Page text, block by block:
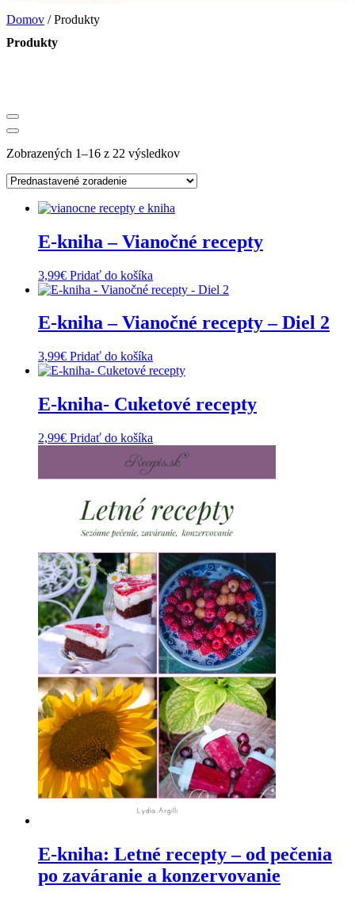
Domov / Produkty
Produkty
Zobrazených 1–16 z 22 výsledkov
E-kniha – Vianočné recepty
3,99€ Pridať do košíka
E-kniha – Vianočné recepty – Diel 2
3,99€ Pridať do košíka
E-kniha- Cuketové recepty
2,99€ Pridať do košíka
E-kniha: Letné recepty – od pečenia
po zaváranie a konzervovanie